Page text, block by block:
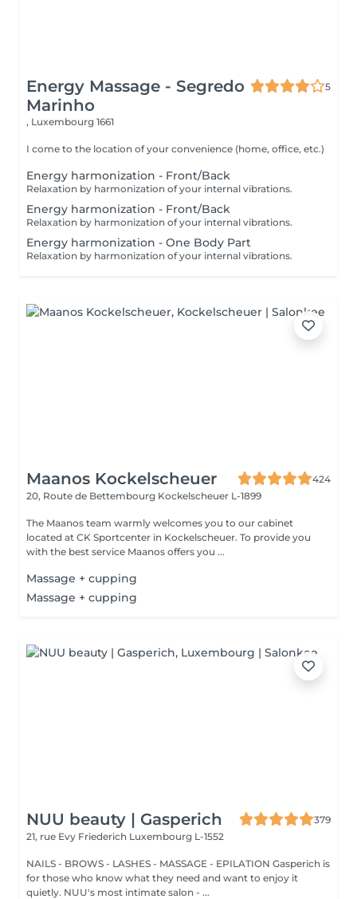
Energy Massage - Segredo
Marinho
5
, Luxembourg 1661
I come to the location of your convenience (home, office, etc.)
Energy harmonization - Front/Back
Relaxation by harmonization of your internal vibrations.
Energy harmonization - Front/Back
Relaxation by harmonization of your internal vibrations.
Energy harmonization - One Body Part
Relaxation by harmonization of your internal vibrations.
Maanos Kockelscheuer
424
20, Route de Bettembourg Kockelscheuer L-1899
The Maanos team warmly welcomes you to our cabinet
located at CK Sportcenter in Kockelscheuer. To provide you
with the best service Maanos offers you ...
Massage + cupping
Massage + cupping
NUU beauty | Gasperich
379
21, rue Evy Friederich Luxembourg L-1552
NAILS - BROWS - LASHES - MASSAGE - EPILATION Gasperich is
for those who know what they need and want to enjoy it
quietly. NUU's most intimate salon - ...